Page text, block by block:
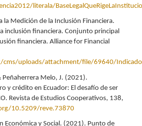
literala/
la Medición de la Inclusión Financiera.
inclusión financiera. Conjunto principal
financiera. Alliance for Financial
uploads/attachment/file/69640/
Peñaherrera Melo, J. (2021).
y crédito en Ecuador: El desafío de ser
Revista de Estudios Cooperativos, 138,
10.5209/reve.73870
Económica y Social. (2021). Punto de